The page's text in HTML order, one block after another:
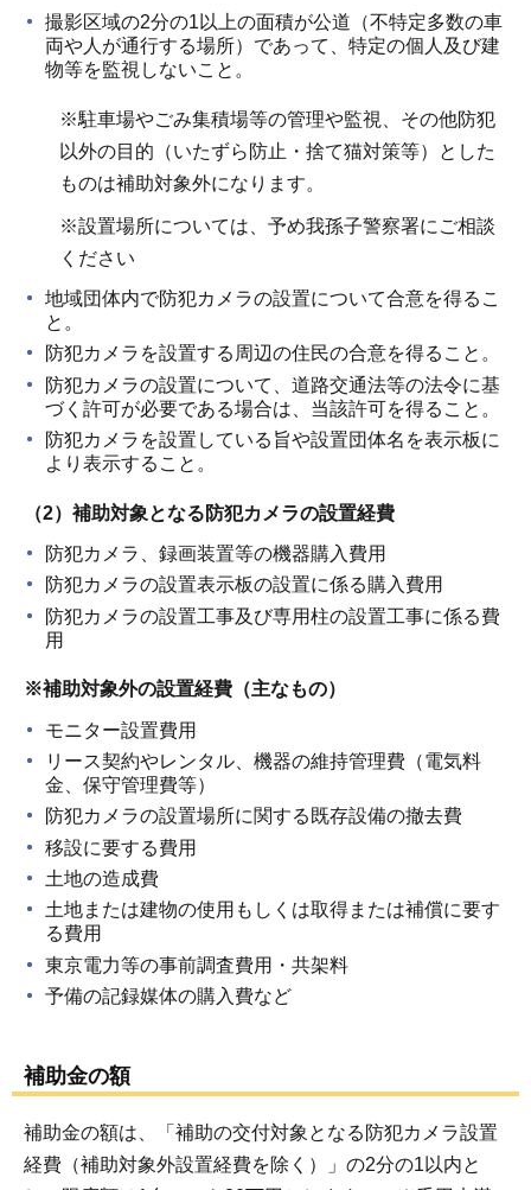
撮影区域の2分の1以上の面積が公道（不特定多数の車
両や人が通行する場所）であって、特定の個人及び建
物等を監視しないこと。
※駐車場やごみ集積場等の管理や監視、その他防犯
以外の目的（いたずら防止・捨て猫対策等）とした
ものは補助対象外になります。
※設置場所については、予め我孫子警察署にご相談
ください
地域団体内で防犯カメラの設置について合意を得るこ
と。
防犯カメラを設置する周辺の住民の合意を得ること。
防犯カメラの設置について、道路交通法等の法令に基
づく許可が必要である場合は、当該許可を得ること。
防犯カメラを設置している旨や設置団体名を表示板に
より表示すること。
（2）補助対象となる防犯カメラの設置経費
防犯カメラ、録画装置等の機器購入費用
防犯カメラの設置表示板の設置に係る購入費用
防犯カメラの設置工事及び専用柱の設置工事に係る費
用
※補助対象外の設置経費（主なもの）
モニター設置費用
リース契約やレンタル、機器の維持管理費（電気料
金、保守管理費等）
防犯カメラの設置場所に関する既存設備の撤去費
移設に要する費用
土地の造成費
土地または建物の使用もしくは取得または補償に要す
る費用
東京電力等の事前調査費用・共架料
予備の記録媒体の購入費など
補助金の額
補助金の額は、「補助の交付対象となる防犯カメラ設置
経費（補助対象外設置経費を除く）」の2分の1以内と